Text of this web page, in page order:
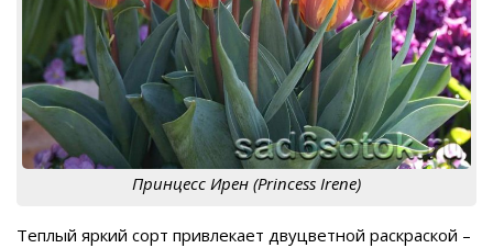
Принцесс Ирен (Princess Irene)
Теплый яркий сорт привлекает двуцветной раскраской –